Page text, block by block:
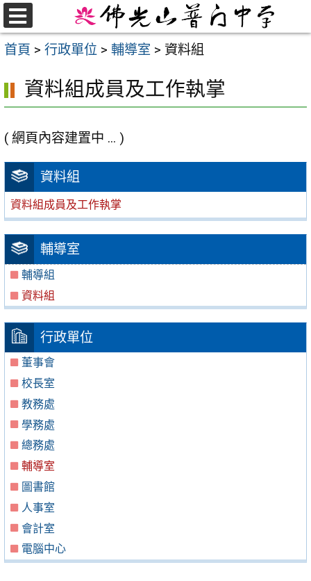
跳
至
主
區
首頁 > 行政單位 > 輔導室 > 資料組
資料組
資料組成員及工作執掌
輔導室
輔導組
資料組
行政單位
董事會
校長室
教務處
學務處
總務處
輔導室
圖書館
人事室
會計室
電腦中心
資料組成員及工作執掌
( 網頁內容建置中 ... )
選
單